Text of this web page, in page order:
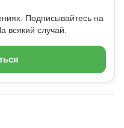
Подписывайтесь на
всякий случай.